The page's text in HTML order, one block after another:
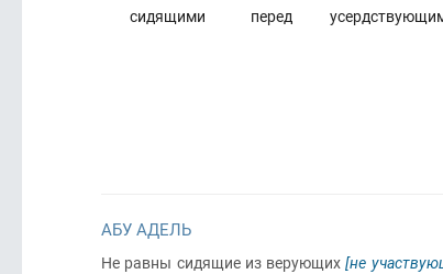
перед
сидящими
АБУ АДЕЛЬ
Не равны сидящие из верующих[не